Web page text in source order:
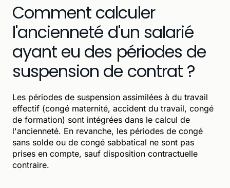
Comment calculer
l'ancienneté d'un salarié
ayant eu des périodes de
suspension de contrat ?
Les périodes de suspension assimilées à du travail
effectif (congé maternité, accident du travail, congé
de formation) sont intégrées dans le calcul de
l'ancienneté. En revanche, les périodes de congé
sans solde ou de congé sabbatical ne sont pas
prises en compte, sauf disposition contractuelle
contraire.